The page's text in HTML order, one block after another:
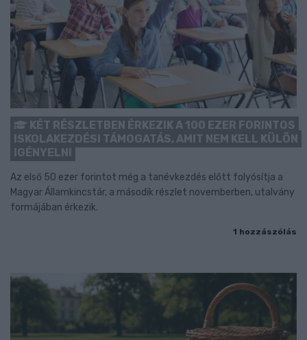
KÉT RÉSZLETBEN ÉRKEZIK A 100 EZER FORINTOS
ISKOLAKEZDÉSI TÁMOGATÁS, AMIT NEM KELL KÜLÖN
IGÉNYELNI
Az első 50 ezer forintot még a tanévkezdés előtt folyósítja a
Magyar Államkincstár, a második részlet novemberben, utalvány
formájában érkezik.
1 hozzászólás